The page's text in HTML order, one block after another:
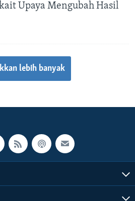
Upaya Mengubah Hasil
lebih banyak